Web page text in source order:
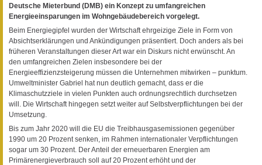
Deutsche Mieterbund (DMB) ein Konzept zu umfangreichen
Energieeinsparungen im Wohngebäudebereich vorgelegt.
Beim Energiegipfel wurden der Wirtschaft ehrgeizige Ziele in Form von
Absichtserklärungen und Ankündigungen präsentiert. Doch anders als bei
früheren Veranstaltungen dieser Art war ein Diskurs nicht erwünscht. An
den umfangreichen Zielen insbesondere bei der
Energieeffizienzsteigerung müssen die Unternehmen mitwirken – punktum.
Umweltminister Gabriel hat nun deutlich gemacht, dass er die
Klimaschutzziele in vielen Punkten auch ordnungsrechtlich durchsetzen
will. Die Wirtschaft hingegen setzt weiter auf Selbstverpflichtungen bei der
Umsetzung.
Bis zum Jahr 2020 will die EU die Treibhausgasemissionen gegenüber
1990 um 20 Prozent senken, im Rahmen internationaler Verpflichtungen
sogar um 30 Prozent. Der Anteil der erneuerbaren Energien am
Primärenergieverbrauch soll auf 20 Prozent erhöht und der